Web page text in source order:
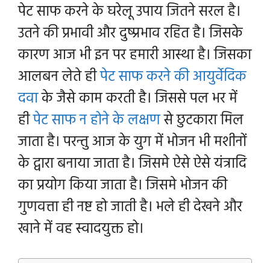
पेट साफ करने के घरेलू उपाय जितने सरल है।
उतने की प्रभावी और दुष्प्रभाव रहित है। जिसके
कारण आज भी इन पर हमारी आस्था है। जिसका
आलबन लेते हीपेट साफ करने की आयुर्वेदिक
दवाके जैसे काम करती है। जिससे पल भर में
हीपेट साफ न होने के लक्षणसे छुटकारा मिल
जाता है। परन्तु आज के युग में भोजन भी मशीनों
के द्वारा बनाया जाता है। जिसमे ऐसे ऐसे यंत्रादि
का प्रयोग किया जाता है। जिसमे भोजन की
गुणवत्ता ही नष्ट हो जाती है। भले ही देखने और
खाने में वह स्वादयुक्त हो।